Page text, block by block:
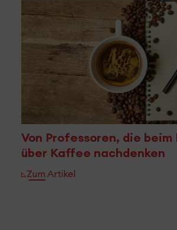
Von Professoren, die
über Kaffee nachdenken
Zum Artikel